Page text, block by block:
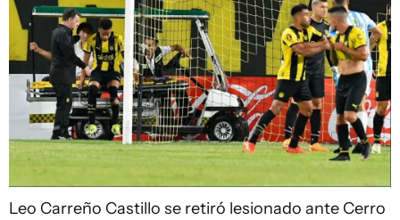
Leo Carreño Castillo se retiró lesionado ante Cerro